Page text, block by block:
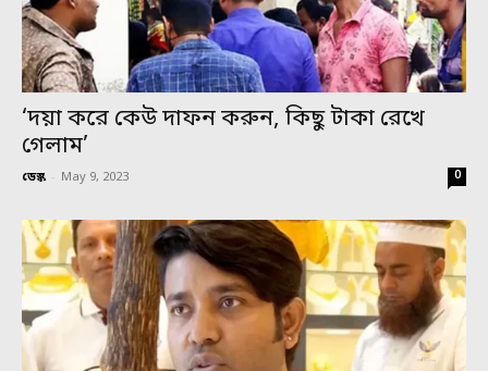
‘দয়া করে কেউ দাফন করুন, কিছু টাকা রেখে
গেলাম’
ডেস্ক - May 9, 2023 0